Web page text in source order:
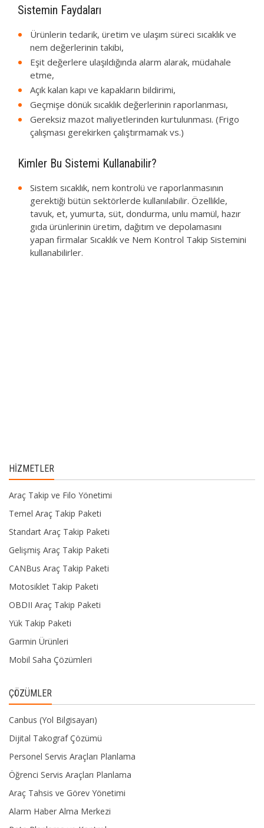
Sistemin Faydaları
Ürünlerin tedarik, üretim ve ulaşım süreci sıcaklık ve
nem değerlerinin takibi,
Eşit değerlere ulaşıldığında alarm alarak, müdahale
etme,
Açık kalan kapı ve kapakların bildirimi,
Geçmişe dönük sıcaklık değerlerinin raporlanması,
Gereksiz mazot maliyetlerinden kurtulunması. (Frigo
çalışması gerekirken çalıştırmamak vs.)
Kimler Bu Sistemi Kullanabilir?
Sistem sıcaklık, nem kontrolü ve raporlanmasının
gerektiği bütün sektörlerde kullanılabilir. Özellikle,
tavuk, et, yumurta, süt, dondurma, unlu mamül, hazır
gıda ürünlerinin üretim, dağıtım ve depolamasını
yapan firmalar Sıcaklık ve Nem Kontrol Takip Sistemini
kullanabilirler.
HIZMETLER
Araç Takip ve Filo Yönetimi
Temel Araç Takip Paketi
Standart Araç Takip Paketi
Gelişmiş Araç Takip Paketi
CANBus Araç Takip Paketi
Motosiklet Takip Paketi
OBDII Araç Takip Paketi
Yük Takip Paketi
Garmin Ürünleri
Mobil Saha Çözümleri
ÇÖZÜMLER
Canbus (Yol Bilgisayarı)
Dijital Takograf Çözümü
Personel Servis Araçları Planlama
Öğrenci Servis Araçları Planlama
Araç Tahsis ve Görev Yönetimi
Alarm Haber Alma Merkezi